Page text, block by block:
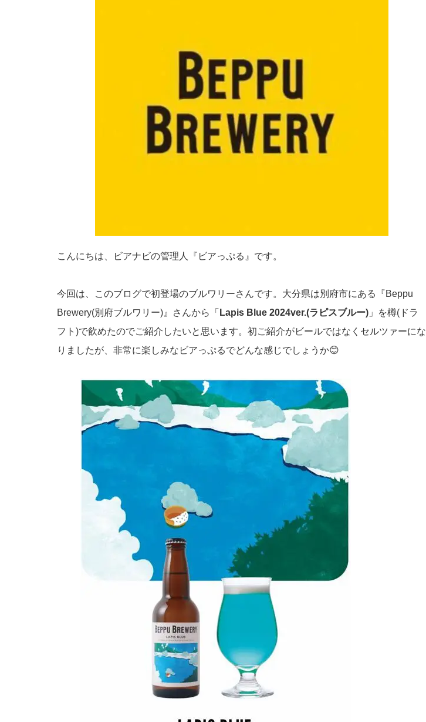
こんにちは、ビアナビの管理人『ビアっぷる』です。
今回は、このブログで初登場のブルワリーさんです。大分県は別府市にある『Beppu
Brewery(別府ブルワリー)』さんから「 Lapis Blue 2024ver.(ラピスブルー) 」を樽(ドラ
フト)で飲めたのでご紹介したいと思います。初ご紹介がビールではなくセルツァーにな
りましたが、非常に楽しみなビアっぷるでどんな感じでしょうか😊